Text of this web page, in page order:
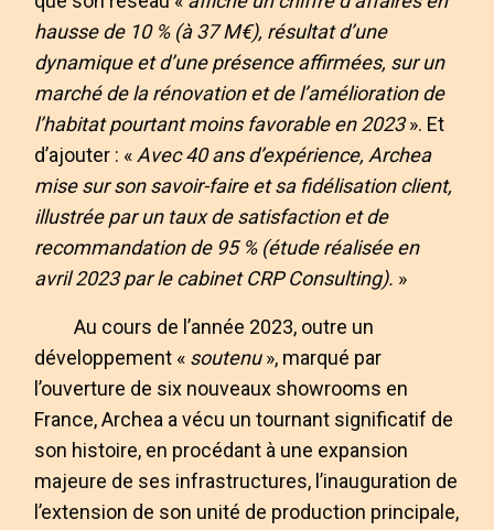
hausse de 10 % (à 37 M€), résultat d’une
dynamique et d’une présence affirmées, sur un
marché de la rénovation et de l’amélioration de
l’habitat pourtant moins favorable en 2023». Et
d’ajouter : «Avec 40 ans d’expérience, Archea
mise sur son savoir-faire et sa fidélisation client,
illustrée par un taux de satisfaction et de
recommandation de 95 % (étude réalisée en
avril 2023 par le cabinet CRP Consulting). »
Au cours de l’année 2023, outre un
développement « soutenu», marqué par
l’ouverture de six nouveaux showrooms en
France, Archea a vécu un tournant significatif de
son histoire, en procédant à une expansion
majeure de ses infrastructures, l’inauguration de
l’extension de son unité de production principale,